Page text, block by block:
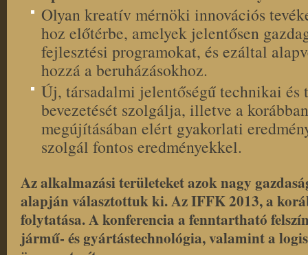
Olyan kreatív mérnöki innovációs
hoz előtérbe, amelyek jelentősen
fejlesztési programokat, és ezáltal
hozzá a beruházásokhoz.
Új, társadalmi jelentőségű technikai és
bevezetését szolgálja, illetve a
megújításában elért gyakorlati
szolgál fontos eredményekkel.
Az alkalmazási területeket azok nagy
alapján választottuk ki. Az IFFK 2013, a
folytatása. A konferencia a fenntartható
jármű- és gyártástechnológia, valamint a